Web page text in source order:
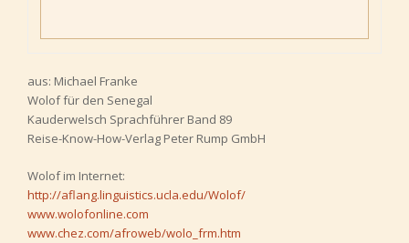
aus: Michael Franke
Wolof für den Senegal
Kauderwelsch Sprachführer Band 89
Reise-Know-How-Verlag Peter Rump GmbH
Wolof im Internet:
http://aflang.linguistics.ucla.edu/Wolof/
www.wolofonline.com
www.chez.com/afroweb/wolo_frm.htm